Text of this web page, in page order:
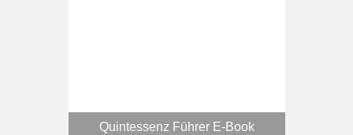
Quintessenz Führer E-Book